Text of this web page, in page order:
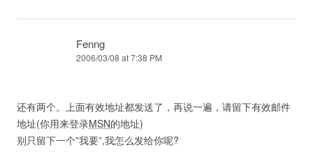
Fenng
2006/03/08 at 7:38 PM
还有两个。上面有效地址都发送了，再说一遍，请留下有效邮件
地址(你用来登录MSN的地址)
别只留下一个”我要”,我怎么发给你呢?